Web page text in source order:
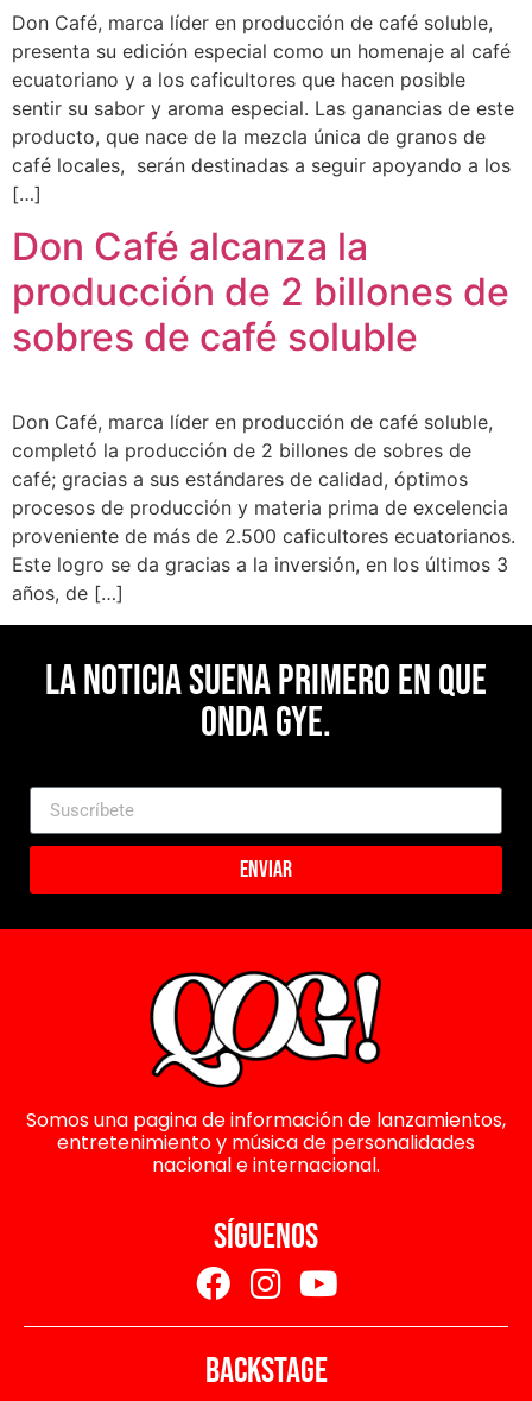
Don Café, marca líder en producción de café soluble,
presenta su edición especial como un homenaje al café
ecuatoriano y a los caficultores que hacen posible
sentir su sabor y aroma especial. Las ganancias de este
producto, que nace de la mezcla única de granos de
café locales, serán destinadas a seguir apoyando a los
[…]
Don Café alcanza la
producción de 2 billones de
sobres de café soluble
Don Café, marca líder en producción de café soluble,
completó la producción de 2 billones de sobres de
café; gracias a sus estándares de calidad, óptimos
procesos de producción y materia prima de excelencia
proveniente de más de 2.500 caficultores ecuatorianos.
Este logro se da gracias a la inversión, en los últimos 3
años, de […]
La noticia suena primero en Que
Onda Gye.
Enviar
Somos una pagina de información de lanzamientos,
entretenimiento y música de personalidades
nacional e internacional.
SÍGUENOS
BACKSTAGE